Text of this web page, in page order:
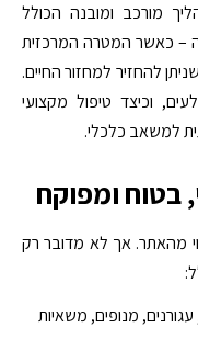
מורכב ומובנה הכולל
– כאשר המטרה המרכזית
להחזיר למחזור החיים.
וכיצד טיפול מקצועי
למשאב כלכלי.
בטוח ומפוקח
מהאתר. אך לא מדובר רק
עגורנים, מנופים, משאיות